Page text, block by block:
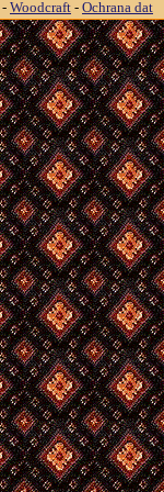
- Woodcraft - Ochrana dat